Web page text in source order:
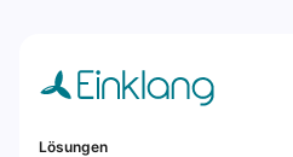
Lösungen